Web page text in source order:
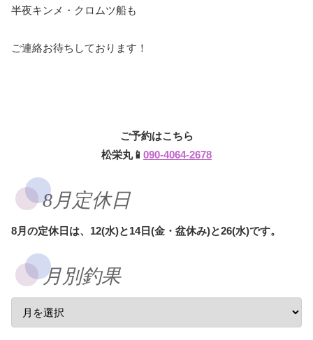
半夜キンメ・クロムツ船も
ご連絡お待ちしております！
ご予約はこちら
松栄丸📱 090-4064-2678
8月定休日
8月の定休日は、12(水)と14日(金・盆休み)と26(水)です。
月別釣果